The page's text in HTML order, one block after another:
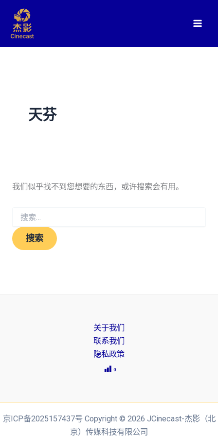
容
天芬
我们似乎找不到您想要的东西，或许搜索会有用。
索：
关于我们
联系我们
隐私政策
0
京ICP备2025157437号 Copyright © 2026 JCinecast-杰影（北
京）传媒科技有限公司